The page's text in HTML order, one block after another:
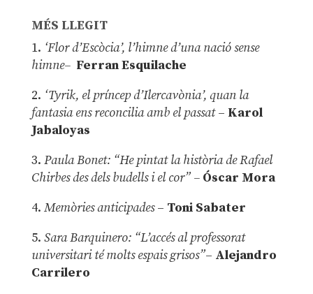
MÉS LLEGIT
1. ‘Flor d’Escòcia’, l’himne d’una nació sense
himne– Ferran Esquilache
2. ‘Tyrik, el príncep d’Ilercavònia’, quan la
fantasia ens reconcilia amb el passat– Karol
Jabaloyas
3. Paula Bonet: “He pintat la història de Rafael
Chirbes des dels budells i el cor” –Óscar Mora
4. Memòries anticipades– Toni Sabater
5. Sara Barquinero: “L’accés al professorat
universitari té molts espais grisos”– Alejandro
Carrilero